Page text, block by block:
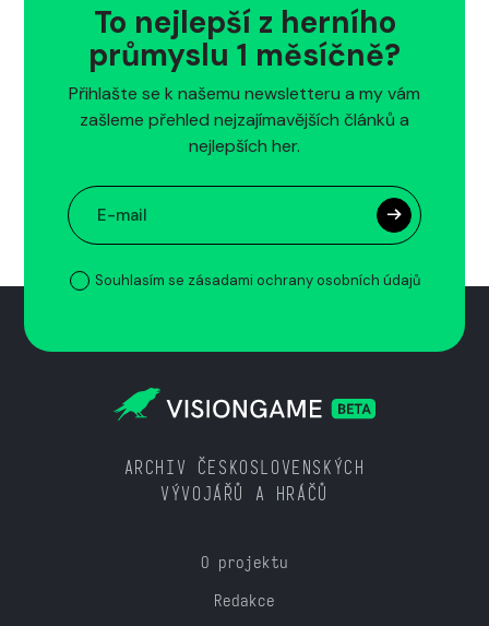
To nejlepší z herního
průmyslu 1 měsíčně?
Přihlašte se k našemu newsletteru a my vám
zašleme přehled nejzajímavějších článků a
nejlepších her.
Souhlasím se zásadami ochrany osobních údajů
ARCHIV ČESKOSLOVENSKÝCH
VÝVOJÁŘŮ A HRÁČŮ
O projektu
Redakce